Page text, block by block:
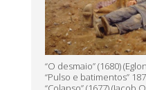
“O desmaio” (1680)
“Pulso e batimentos”